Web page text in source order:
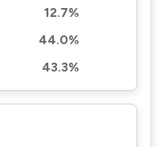
12.7%
44.0%
43.3%